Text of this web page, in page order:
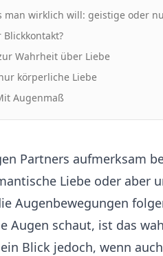
man wirklich will: geistige oder
Wahrheit über Liebe
körperliche Liebe
Augenmaß
Partners aufmerksam
Liebe oder aber
Augenbewegungen
Augen schaut, ist das
Blick jedoch, wenn